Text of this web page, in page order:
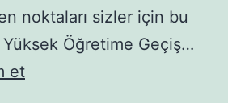
noktaları sizler için bu
Öğretime Geçiş…
etYGS